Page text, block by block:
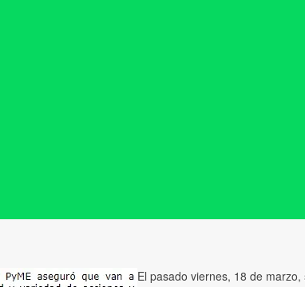
El pasado viernes, 18 de